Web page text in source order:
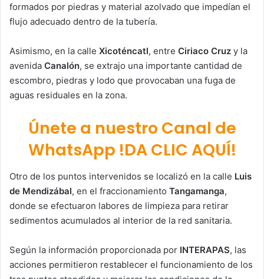
formados por piedras y material azolvado que impedían el
flujo adecuado dentro de la tubería.
Asimismo, en la calle Xicoténcatl, entre Ciriaco Cruz y la
avenida Canalón, se extrajo una importante cantidad de
escombro, piedras y lodo que provocaban una fuga de
aguas residuales en la zona.
Únete a nuestro Canal de
WhatsApp !DA CLIC AQUÍ!
Otro de los puntos intervenidos se localizó en la calle Luis
de Mendizábal, en el fraccionamiento Tangamanga,
donde se efectuaron labores de limpieza para retirar
sedimentos acumulados al interior de la red sanitaria.
Según la información proporcionada por INTERAPAS, las
acciones permitieron restablecer el funcionamiento de los